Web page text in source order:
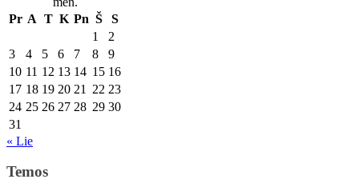
Pr A T K Pn Š
S
1
2
3
4 5 6 7 8
9
10 11 12 13 14 15 16
17 18 19 20 21 22 23
24 25 26 27 28 29 30
31
« Lie
Temos